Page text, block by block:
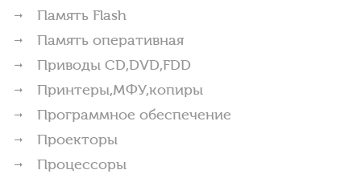
Память Flash
Память оперативная
Приводы CD,DVD,FDD
Принтеры,МФУ,копиры
Программное обеспечение
Проекторы
Процессоры